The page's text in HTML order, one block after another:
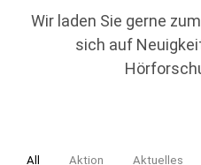
Wir laden Sie gerne
sich auf
All Aktion Aktuelles